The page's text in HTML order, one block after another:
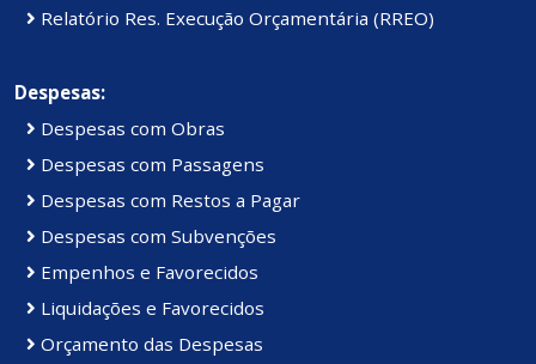
Relatório Res. Execução Orçamentária (RREO)
Despesas:
Despesas com Obras
Despesas com Passagens
Despesas com Restos a Pagar
Despesas com Subvenções
Empenhos e Favorecidos
Liquidações e Favorecidos
Orçamento das Despesas